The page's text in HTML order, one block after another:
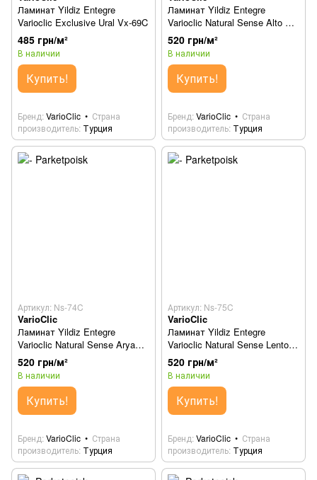
Ламинат Yildiz Entegre
Varioclic Exclusive Ural Vx-69C
485 грн/м²
В наличии
Купить!
Бренд VarioClic
Страна
производитель Турция
Ламинат Yildiz Entegre
Varioclic Natural Sense Alto Ns-
73C
520 грн/м²
В наличии
Купить!
Бренд VarioClic
Страна
производитель Турция
Артикул: Ns-74C
VarioClic
Ламинат Yildiz Entegre
Varioclic Natural Sense Arya
Ns-74C
520 грн/м²
В наличии
Купить!
Бренд VarioClic
Страна
производитель Турция
Артикул: Ns-75C
VarioClic
Ламинат Yildiz Entegre
Varioclic Natural Sense Lento
Ns-75C
520 грн/м²
В наличии
Купить!
Бренд VarioClic
Страна
производитель Турция